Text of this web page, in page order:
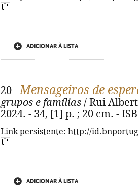
ADICIONAR À LISTA
20 -Mensageiros de
grupos e famílias / Rui
2024. - 34, [1] p. ; 20 cm. -
Link persistente: http://
ADICIONAR À LISTA